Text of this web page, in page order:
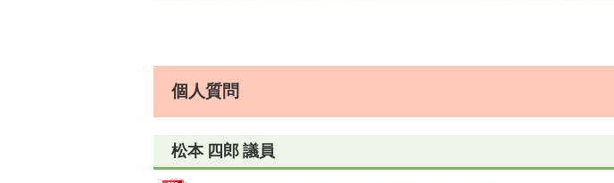
個人質問
松本 四郎 議員